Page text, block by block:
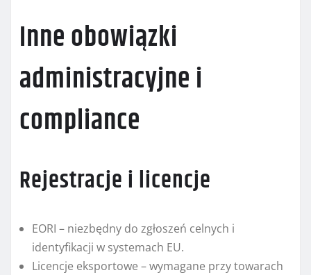
Inne obowiązki
administracyjne i
compliance
Rejestracje i licencje
EORI – niezbędny do zgłoszeń celnych i
identyfikacji w systemach EU.
Licencje eksportowe – wymagane przy towarach